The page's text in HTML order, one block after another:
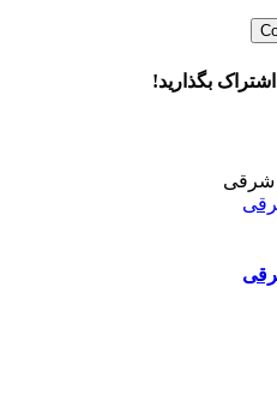
بگذارید!